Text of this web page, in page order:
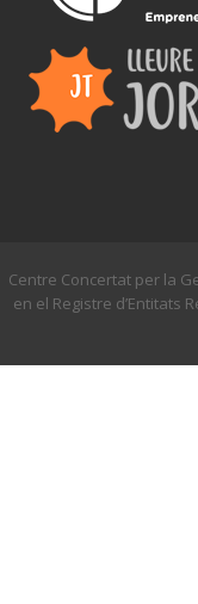
Centre Concertat per la
en el Registre d’Entitats